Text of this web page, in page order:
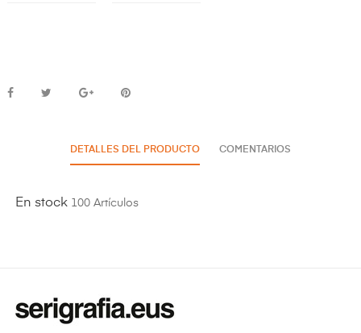
DETALLES DEL PRODUCTO COMENTARIOS
En stock 100 Artículos